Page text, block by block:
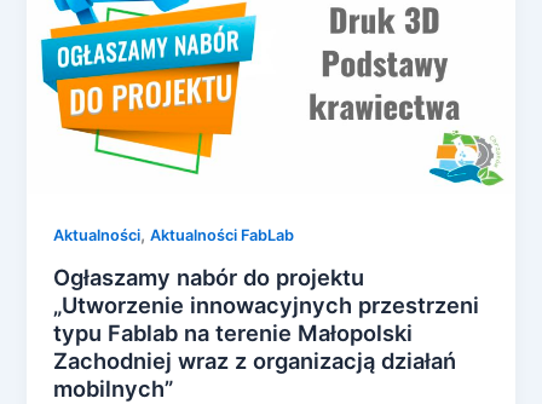
Aktualności,Aktualności FabLab
Ogłaszamy nabór do projektu
„Utworzenie innowacyjnych przestrzeni
typu Fablab na terenie Małopolski
Zachodniej wraz z organizacją działań
mobilnych”